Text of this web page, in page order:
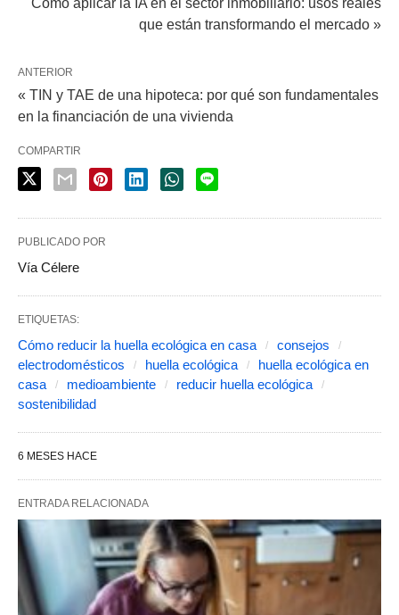
Cómo aplicar la IA en el sector inmobiliario: usos reales
que están transformando el mercado »
ANTERIOR
« TIN y TAE de una hipoteca: por qué son fundamentales
en la financiación de una vivienda
COMPARTIR
PUBLICADO POR
Vía Célere
ETIQUETAS:
Cómo reducir la huella ecológica en casa​
consejos
electrodomésticos
huella ecológica
huella ecológica en
casa
medioambiente
reducir huella ecológica
sostenibilidad
6 MESES HACE
ENTRADA RELACIONADA